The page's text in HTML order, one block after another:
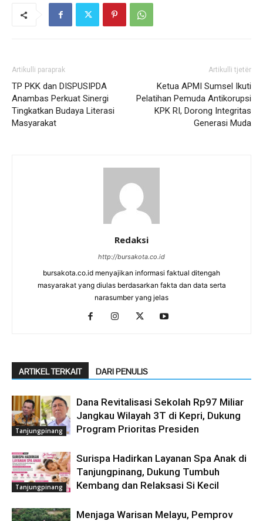
Artikulli paraprak
TP PKK dan DISPUSIPDA
Anambas Perkuat Sinergi
Tingkatkan Budaya Literasi
Masyarakat
Artikulli tjetër
Ketua APMI Sumsel Ikuti
Pelatihan Pemuda Antikorupsi
KPK RI, Dorong Integritas
Generasi Muda
Redaksi
http://bursakota.co.id
bursakota.co.id menyajikan informasi faktual ditengah
masyarakat yang diulas berdasarkan fakta dan data serta
narasumber yang jelas
ARTIKEL TERKAIT DARI PENULIS
Tanjungpinang
Dana Revitalisasi Sekolah Rp97 Miliar
Jangkau Wilayah 3T di Kepri, Dukung
Program Prioritas Presiden
Tanjungpinang
Surispa Hadirkan Layanan Spa Anak di
Tanjungpinang, Dukung Tumbuh
Kembang dan Relaksasi Si Kecil
Menjaga Warisan Melayu, Pemprov